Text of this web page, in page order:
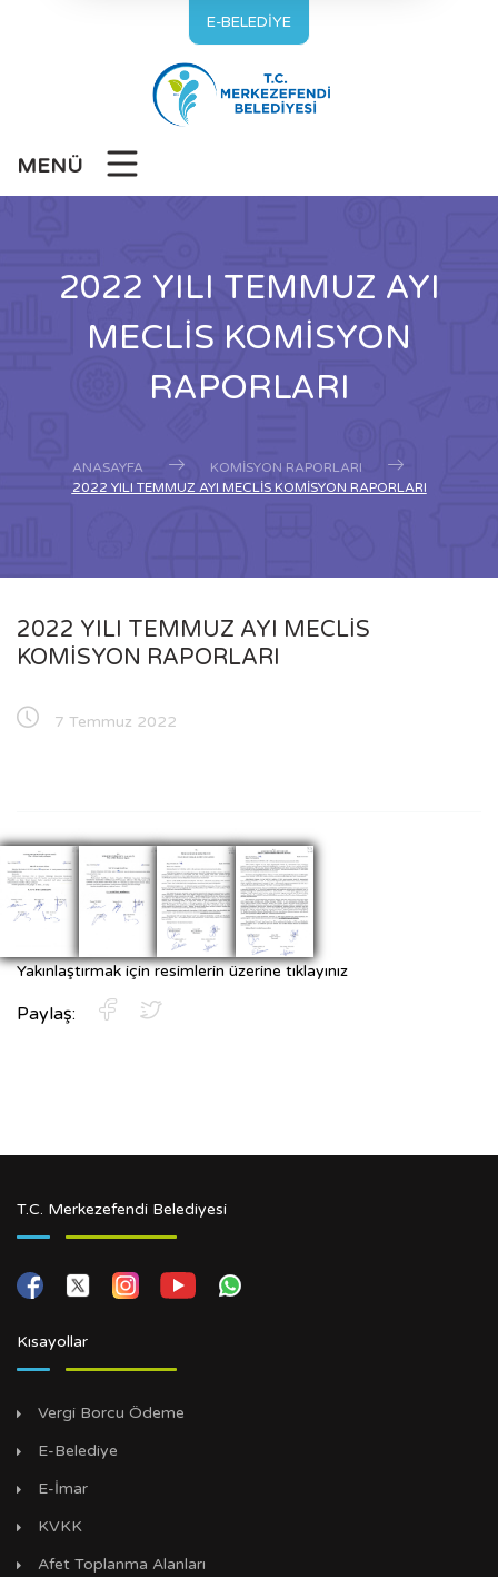
E-BELEDİYE
MENÜ
2022 YILI TEMMUZ AYI
MECLİS KOMİSYON
RAPORLARI
ANASAYFA
KOMISYON RAPORLARI
2022 YILI TEMMUZ AYI MECLİS KOMİSYON RAPORLARI
2022 YILI TEMMUZ AYI MECLİS
KOMİSYON RAPORLARI
7 Temmuz 2022
Yakınlaştırmak için resimlerin üzerine tıklayınız
Paylaş:
T.C. Merkezefendi Belediyesi
Kısayollar
Vergi Borcu Ödeme
E-Belediye
E-İmar
KVKK
Afet Toplanma Alanları